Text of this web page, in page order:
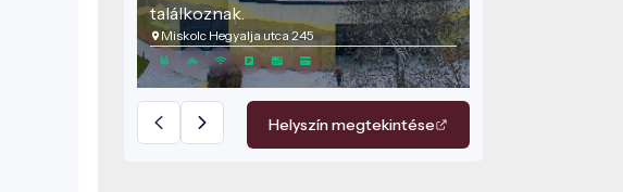
találkoznak.
Miskolc Hegyalja utca 245
Helyszín megtekintése